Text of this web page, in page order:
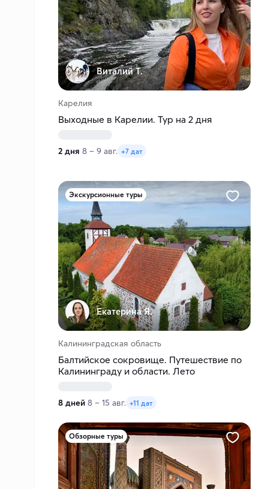
Виталий Т.
Карелия
Выходные в Карелии. Тур на 2 дня
2 дня 8 – 9 авг. +7 дат
Экскурсионные туры
Екатерина Я.
Калининградская область
Балтийское сокровище. Путешествие по
Калининграду и области. Лето
8 дней 8 – 15 авг. +11 дат
Обзорные туры